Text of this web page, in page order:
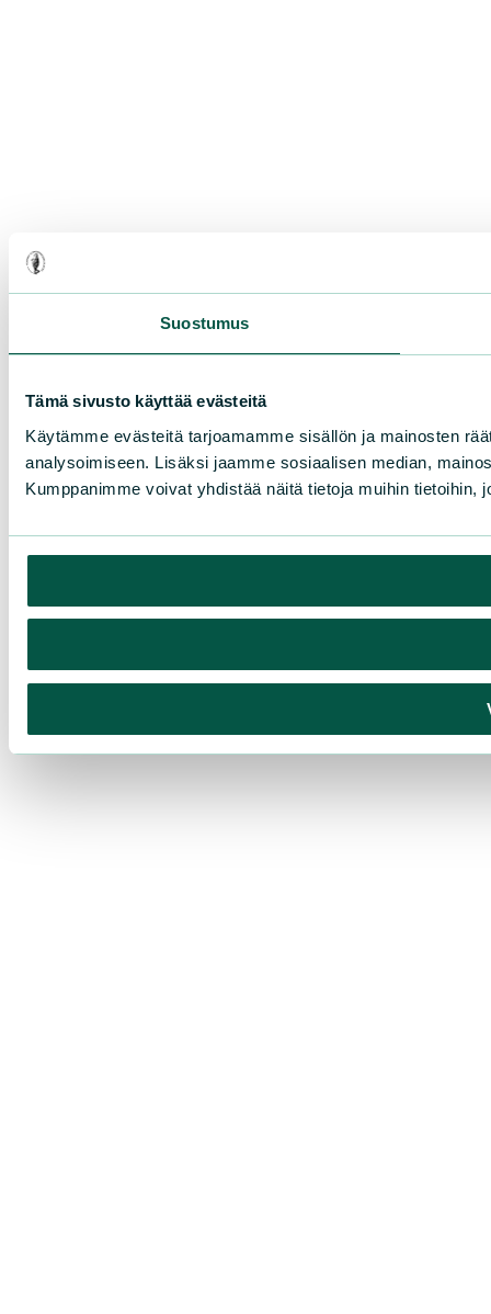
Suostumus
Tämä sivusto käyttää evästeitä
Käytämme evästeitä tarjoamamme sisällön ja mainosten
analysoimiseen. Lisäksi jaamme sosiaalisen median,
Kumppanimme voivat yhdistää näitä tietoja muihin tietoihin,